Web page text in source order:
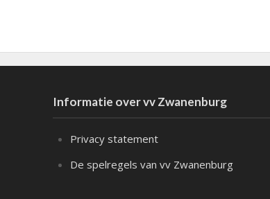
Informatie over vv Zwanenburg
Privacy statement
De spelregels van vv Zwanenburg